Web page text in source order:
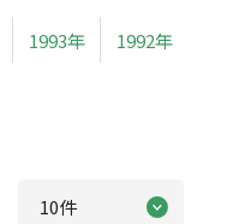
1993年 1992年